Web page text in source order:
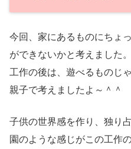
今回、家にあるものにちょ
ができないかと考えました。
工作の後は、遊べるものじ
親子で考えましたよ～＾＾
子供の世界感を作り、独り
園のような感じがこの工作